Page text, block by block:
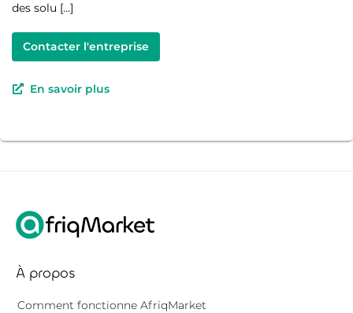
des solu […]
Contacter l'entreprise
En savoir plus
À propos
Comment fonctionne AfriqMarket